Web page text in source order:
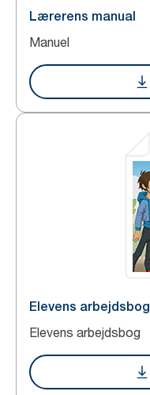
Lærerens manual
Manuel
Elevens arbejdsbog
Elevens arbejdsbog